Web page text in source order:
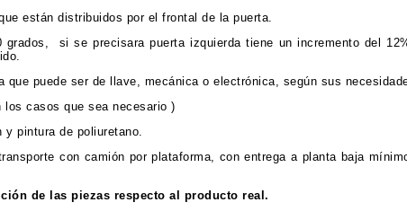
están distribuidos por el frontal de la puerta.
si se precisara puerta izquierda tiene un incremento del
que puede ser de llave, mecánica o electrónica, según sus
los casos que sea necesario )
pintura de poliuretano.
con camión por plataforma, con entrega a planta baja
de las piezas respecto al producto real.